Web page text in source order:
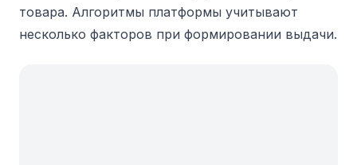
товара. Алгоритмы платформы учитывают
несколько факторов при формировании выдачи.